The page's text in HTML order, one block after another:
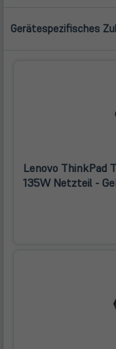
Gerätespezifisches
Lenovo ThinkPad
135W Netzteil -